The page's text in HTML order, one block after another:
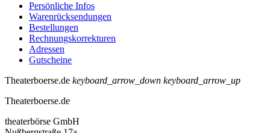
Persönliche Infos
Warenrücksendungen
Bestellungen
Rechnungskorrekturen
Adressen
Gutscheine
Theaterboerse.de keyboard_arrow_down keyboard_arrow_up
Theaterboerse.de
theaterbörse GmbH